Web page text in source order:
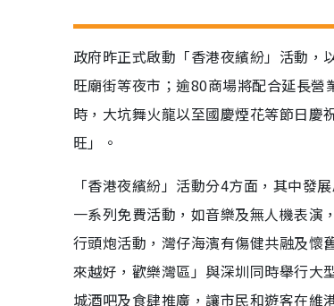
政府昨正式啟動「香港夜繽紛」活動，
旺廟街等夜市；逾80商場將配合延長
時，大坑舞火龍以至國慶煙花等節日慶
旺」。
「香港夜繽紛」活動分4方面，其中發
一系列免費活動，如音樂及無人機表演
行頭炮活動，灣仔海濱有傷健共融及懷
來越好，歡樂灣區」與深圳同時舉行大
城酒吧及食肆推廣，讓市民和遊客在維